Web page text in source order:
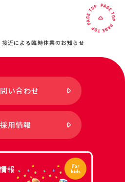
接近による臨時休業のお知らせ
い合わせ
採用情報
報